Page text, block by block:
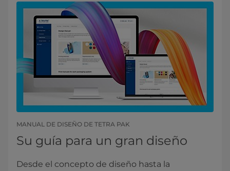
MANUAL DE DISEÑO DE TETRA PAK
Su guía para un gran diseño
Desde el concepto de diseño hasta la